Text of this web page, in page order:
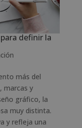
definir la
más del
marcas y
gráfico, la
muy distinta.
y refleja una